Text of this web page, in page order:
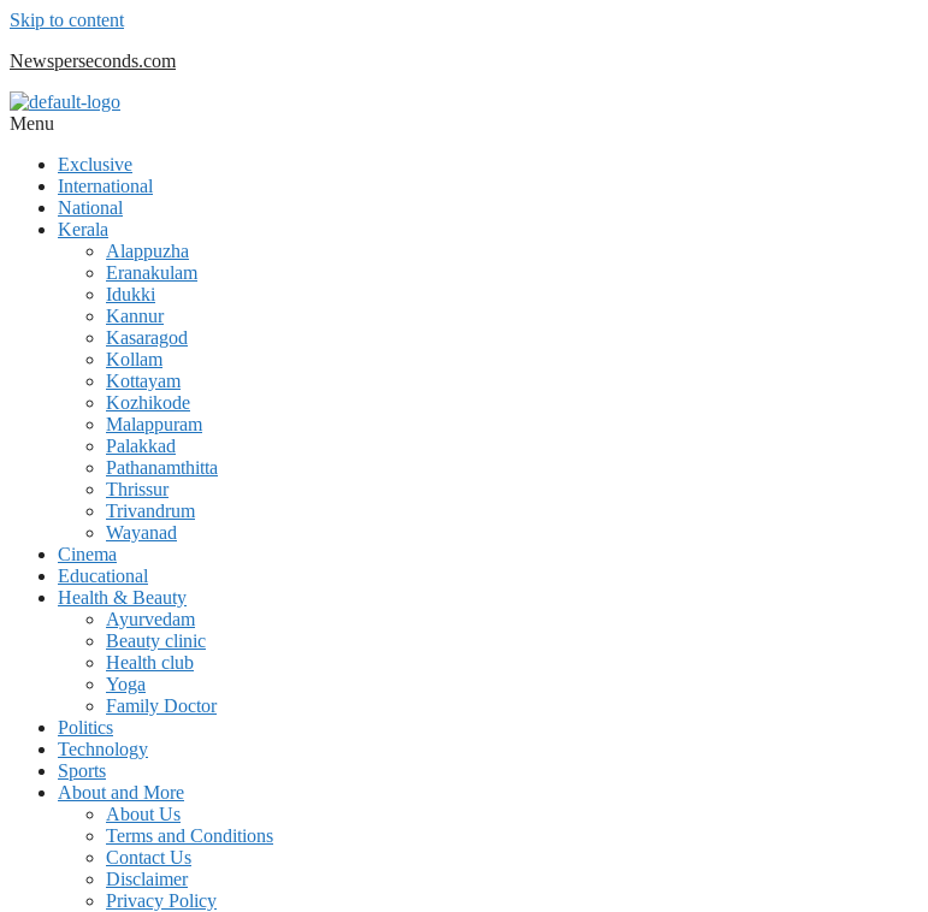
Skip to content
Newsperseconds.com
Menu
Exclusive
International
National
Kerala
Alappuzha
Eranakulam
Idukki
Kannur
Kasaragod
Kollam
Kottayam
Kozhikode
Malappuram
Palakkad
Pathanamthitta
Thrissur
Trivandrum
Wayanad
Cinema
Educational
Health & Beauty
Ayurvedam
Beauty clinic
Health club
Yoga
Family Doctor
Politics
Technology
Sports
About and More
About Us
Terms and Conditions
Contact Us
Disclaimer
Privacy Policy